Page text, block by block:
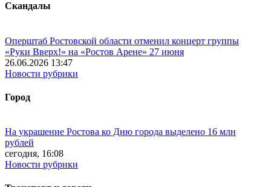
Скандалы
Оперштаб Ростовской области отменил концерт группы
«Руки Вверх!» на «Ростов Арене» 27 июня
26.06.2026 13:47
Новости рубрики
Город
На украшение Ростова ко Дню города выделено 16 млн
рублей
сегодня, 16:08
Новости рубрики